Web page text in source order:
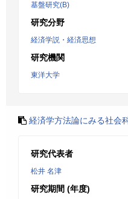
基盤研究(B)
研究分野
経済学説・経済思想
研究機関
東洋大学
経済学方法論にみる社会
研究代表者
松井 名津
研究期間 (年度)